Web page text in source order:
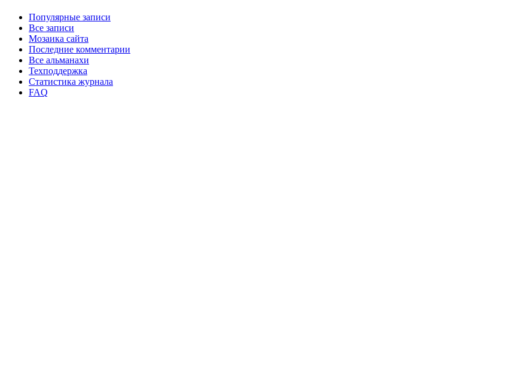
Популярные записи
Все записи
Мозаика сайта
Последние комментарии
Все альманахи
Техподдержка
Статистика журнала
FAQ